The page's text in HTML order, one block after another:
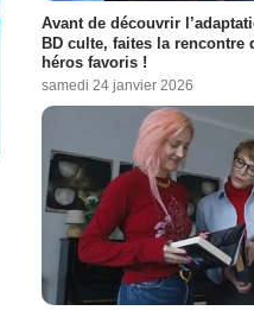
Avant de découvrir
BD culte, faites la rencontre
héros favoris !
samedi 24 janvier 2026